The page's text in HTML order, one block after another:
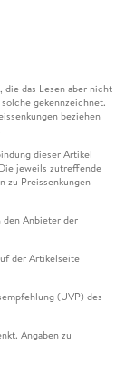
das Lesen aber nicht
gekennzeichnet.
beziehen
dieser Artikel
jeweils zutreffende
zu Preissenkungen
den Anbieter der
der Artikelseite
(UVP) des
Angaben zu